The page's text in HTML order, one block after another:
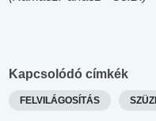
Kapcsolódó címkék
FELVILÁGOSÍTÁS